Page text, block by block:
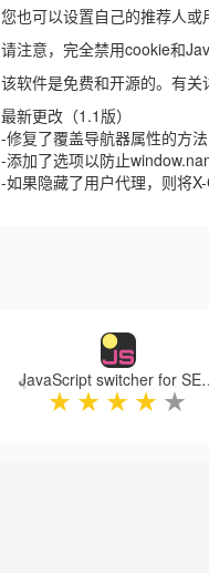
您也可以设置自己的推荐人
请注意，完全禁用cookie和
该软件是免费和开源的。有
最新更改（1.1版）
-修复了覆盖导航器属性的方
-添加了选项以防止
-如果隐藏了用户代理，则将
JavaScript
★ ★ ★ ★ ★